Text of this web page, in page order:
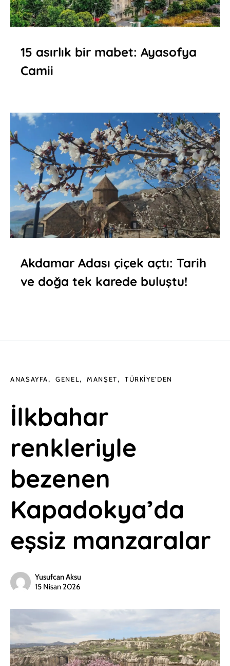
15 asırlık bir mabet: Ayasofya
Camii
Akdamar Adası çiçek açtı: Tarih
ve doğa tek karede buluştu!
ANASAYFA GENEL MANŞET TÜRKIYE'DEN
İlkbahar
renkleriyle
bezenen
Kapadokya’da
eşsiz manzaralar
Yusufcan Aksu
15 Nisan 2026